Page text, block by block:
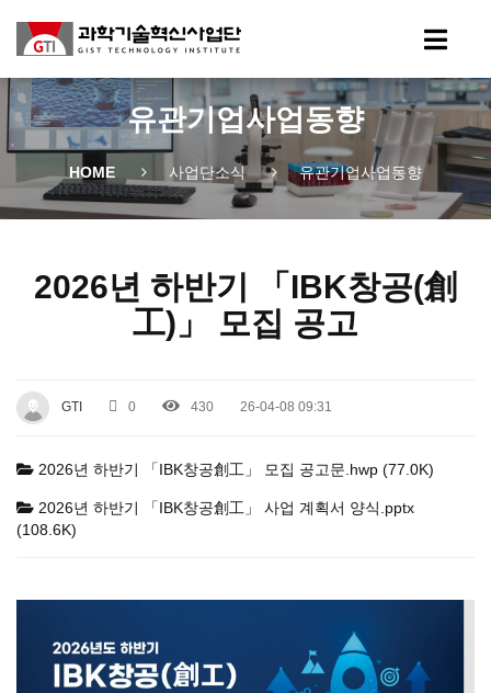
유관기업사업동향
HOME 사업단소식 유관기업사업동향
2026년 하반기 「IBK창공(創
工)」 모집 공고
GTI 0 430 26-04-08 09:31
2026년 하반기 「IBK창공創工」 모집 공고문.hwp (77.0K)
2026년 하반기 「IBK창공創工」 사업 계획서 양식.pptx
(108.6K)